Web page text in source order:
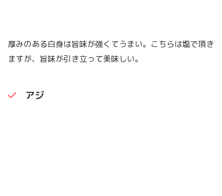
厚みのある白身は旨味が強くてうまい。こちらは塩で頂き
ますが、旨味が引き立って美味しい。
アジ